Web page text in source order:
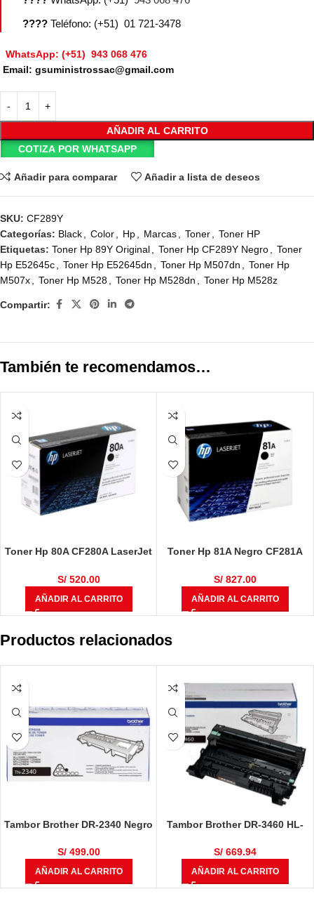
???? Teléfono: (+51) 01 721-3478
WhatsApp: (+51) 943 068 476
Email: gsuministrossac@gmail.com
AÑADIR AL CARRITO
COTIZA POR WHATSAPP
Añadir para comparar Añadir a lista de deseos
SKU: CF289Y
Categorías: Black Color Hp Marcas Toner
Toner HP
Etiquetas: Toner Hp 89Y Original Toner Hp CF289Y Negro
Toner
Hp E52645c
Toner Hp E52645dn Toner Hp M507dn
Toner Hp
M507x
Toner Hp M528 Toner Hp M528dn Toner Hp M528z
Compartir:
También te recomendamos…
Toner Hp 80A CF280A LaserJet
Negro 2.700 Páginas
S/520.00
AÑADIR AL CARRITO
Toner Hp 81A Negro CF281A
S/827.00
AÑADIR AL CARRITO
Productos relacionados
Tambor Brother DR-2340 Negro
S/499.00
AÑADIR AL CARRITO
Tambor Brother DR-3460 HL-
L5650DN / MFC-L6700 / MFC-
L6900DW / MFC-L5900DW
50,000 Páginas
S/669.94
AÑADIR AL CARRITO